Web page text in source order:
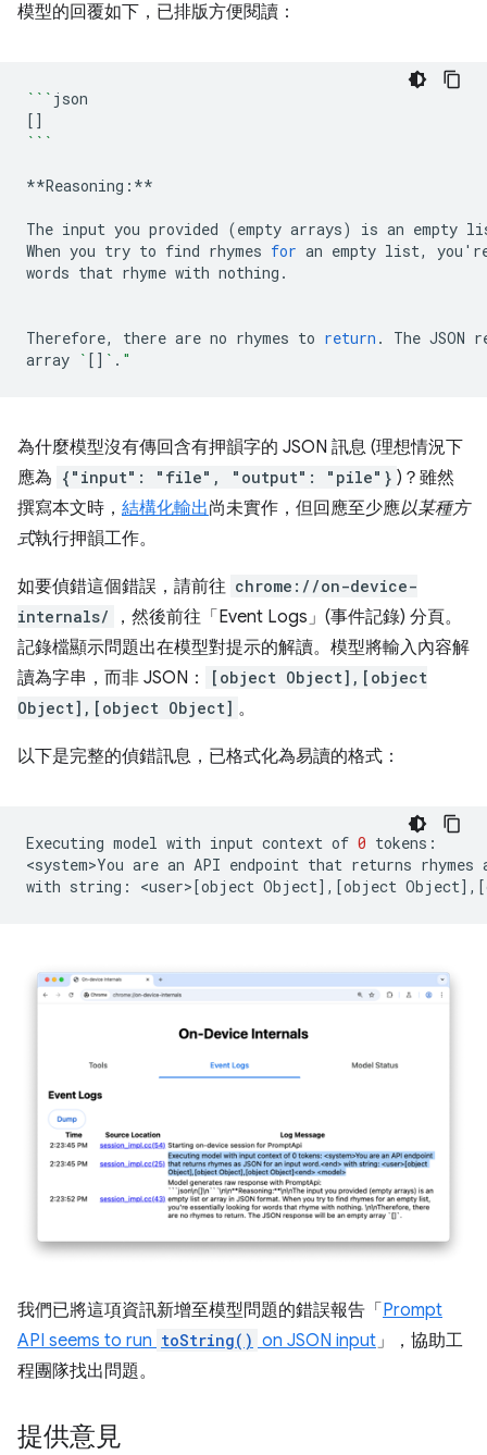
模型的回覆如下，已排版方便閱讀：
```
[]
```
**Reasoning:**
The input you provided (empty arrays) is an empty
When you try to find rhymes for an empty list, you '
words that rhyme with nothing.
Therefore, there are no rhymes to return . The JSON
array ` [] ` . "
為什麼模型沒有傳回含有押韻字的 JSON 訊息 (理想情況下
應為 {"input": "file", "output": "pile"} )？雖然
撰寫本文時， 結構化輸出尚未實作，但回應至少應以某種方
式執行押韻工作。
如要偵錯這個錯誤，請前往 chrome://on-device-
internals/
，然後前往「Event Logs」(事件記錄) 分頁。
記錄檔顯示問題出在模型對提示的解讀。模型將輸入內容解
讀為字串，而非 JSON：
[object Object],[object
Object],[object Object] 。
以下是完整的偵錯訊息，已格式化為易讀的格式：
Executing model with input context of 0 tokens:
<system>You are an API endpoint that returns rhymes
with string: <user>[object Object] , [object Object] , [
我們已將這項資訊新增至模型問題的錯誤報告「 Prompt
API seems to run toString() on JSON input」，協助工
程團隊找出問題。
提供意見